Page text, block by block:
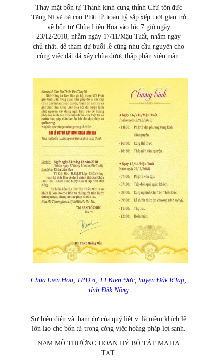
Thay mặt bổn tự Thành kính cung thỉnh Chư tôn đức
Tăng Ni và bà con Phật tử hoan hỷ sắp xếp thời gian trở
về bổn tự Chùa Liên Hoa vào lúc 7 giờ ngày
23/12/2018, nhằm ngày 17/11/Mậu Tuất, nhằm ngày
chủ nhật, để tham dự buổi lễ cũng như cầu nguyện cho
công việc đặt đá xây chùa được thập phần viên mãn.
Chùa Liên Hoa, TPD 6, TT.Kiến Đức, huyện Đắk R'lấp,
tỉnh Đắk Nông
Sự hiện diện và tham dự của quý liệt vị là niềm khích lệ
lớn lao cho bổn tử trong công việc hoằng pháp lợi sanh.
NAM MÔ THƯỜNG HOAN HỶ BỔ TÁT MA HA
TÁT.